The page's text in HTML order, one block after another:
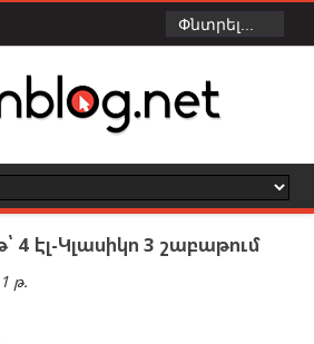
4 Էլ-Կլասիկո 3 շաբաթում
թ.